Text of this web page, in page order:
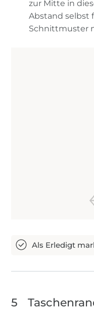
zur Mitte in
Abstand selbst
Schnittmuster
5